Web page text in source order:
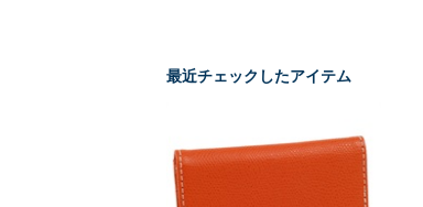
最近チェックしたアイテム